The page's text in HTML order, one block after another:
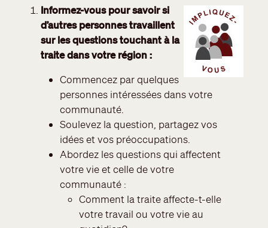
Informez-vous pour savoir si
d’autres personnes travaillent
sur les questions touchant à la
traite dans votre région :
Commencez par quelques
personnes intéressées dans votre
communauté.
Soulevez la question, partagez vos
idées et vos préoccupations.
Abordez les questions qui affectent
votre vie et celle de votre
communauté :
Comment la traite affecte-t-elle
votre travail ou votre vie au